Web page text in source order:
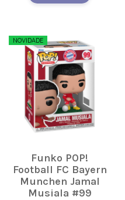
NOVIDADE
Funko POP!
Football FC Bayern
Munchen Jamal
Musiala #99